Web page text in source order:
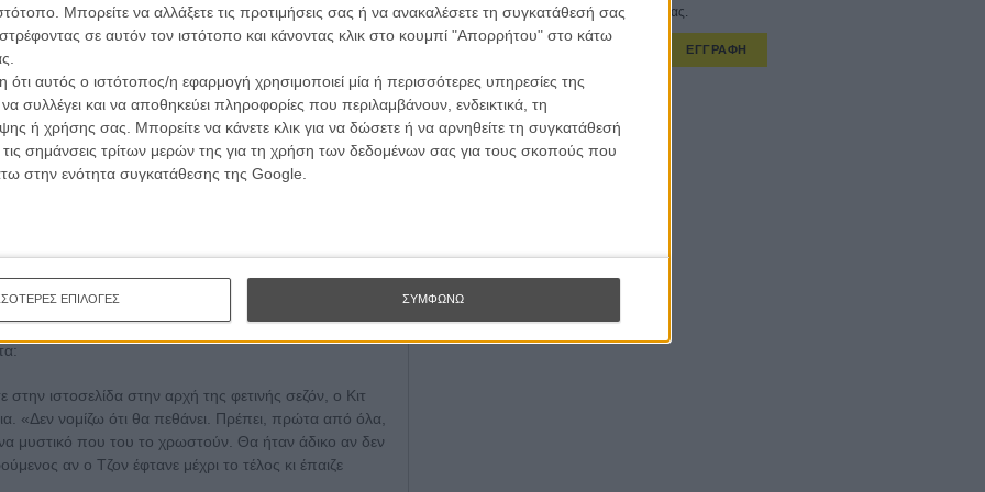
Μπορείτε να αλλάξετε τις προτιμήσεις σας ή να ανακαλέσετε τη συγκατάθεσή σας
σε αυτόν τον ιστότοπο και κάνοντας κλικ στο κουμπί "Απορρήτου" στο κάτω
αυτός ο ιστότοπος/η εφαρμογή χρησιμοποιεί μία ή περισσότερες υπηρεσίες της
συλλέγει και να αποθηκεύει πληροφορίες που περιλαμβάνουν, ενδεικτικά, τη
ή χρήσης σας. Μπορείτε να κάνετε κλικ για να δώσετε ή να αρνηθείτε τη συγκατάθεσή
σημάνσεις τρίτων μερών της για τη χρήση των δεδομένων σας για τους σκοπούς που
στην ενότητα συγκατάθεσης της Google.
ΕΠΙΛΟΓΕΣ ΣΥΜΦΩΝΩ
θα μείνει νεκρός για πολύ», «θα τον αναστήσει η
κλπ κλπ. Κι επειδή πολλά λέγονται, είπαμε
Χάρινγκτον, του ηθοποιού που επί 5 σεζόν
μπάσταρδου γιου του Ρομπ Σταρκ, από όλες τις
ώρες για το σοκαριστικό τέλος του ήρωά του.
ιστοσελίδα στην αρχή της φετινής σεζόν, ο Κιτ
«Δεν νομίζω ότι θα πεθάνει. Πρέπει, πρώτα από όλα,
μυστικό που του το χρωστούν. Θα ήταν άδικο αν δεν
αν ο Τζον έφτανε μέχρι το τέλος κι έπαιζε
Εγγράψου στο εβδομαδιαίο newsletter μας.
ΕΓΓΡΑΦΗ
Θέλω να λαμβάνω τα newsletter σας.